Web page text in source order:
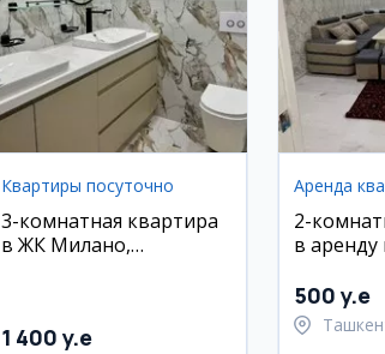
Квартиры посуточно
3-комнатная квартира
в ЖК Милано,
1 400 y.e
Аренда
2-
в аренду
500 y.e